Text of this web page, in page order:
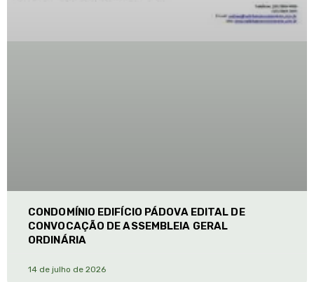
CONDOMÍNIO EDIFÍCIO PÁDOVA EDITAL DE
CONVOCAÇÃO DE ASSEMBLEIA GERAL
ORDINÁRIA
14 de julho de 2026